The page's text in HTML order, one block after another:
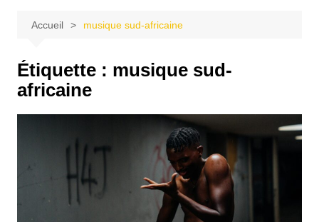
Accueil musique sud-africaine
Étiquette : musique sud-
africaine